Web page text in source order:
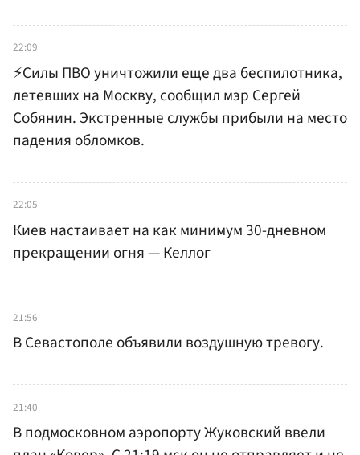
22:09
⚡️Силы ПВО уничтожили еще два беспилотника,
летевших на Москву, сообщил мэр Сергей
Собянин. Экстренные службы прибыли на место
падения обломков.
22:05
Киев настаивает на как минимум 30-дневном
прекращении огня — Келлог
21:56
В Севастополе объявили воздушную тревогу.
21:40
В подмосковном аэропорту Жуковский ввели